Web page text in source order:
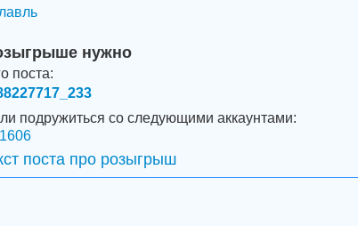
нужно
поста:
подружиться со следующими аккаунтами:
поста про розыгрыш